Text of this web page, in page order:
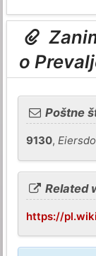
o
Poštne
9130,
Related
https://